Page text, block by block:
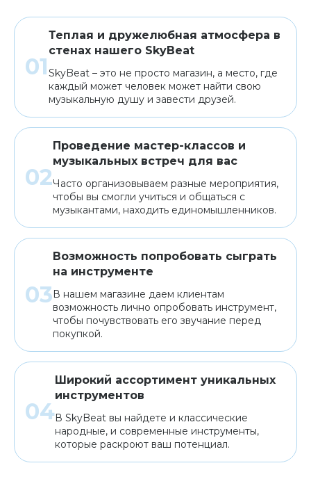
Теплая и дружелюбная атмосфера в
стенах нашего SkyBeat
SkyBeat – это не просто магазин, а место, где
каждый может человек может найти свою
музыкальную душу и завести друзей.
Проведение мастер-классов и
музыкальных встреч для вас
Часто организовываем разные мероприятия,
чтобы вы смогли учиться и общаться с
музыкантами, находить единомышленников.
Возможность попробовать сыграть
на инструменте
В нашем магазине даем клиентам
возможность лично опробовать инструмент,
чтобы почувствовать его звучание перед
покупкой.
Широкий ассортимент уникальных
инструментов
В SkyBeat вы найдете и классические
народные, и современные инструменты,
которые раскроют ваш потенциал.